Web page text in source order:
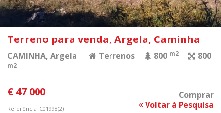
Terreno para venda, Argela, Caminha
CAMINHA, Argela Terrenos 800 m2 800
m2
€ 47 000 Comprar
Referência: C01998(2) Voltar à Pesquisa